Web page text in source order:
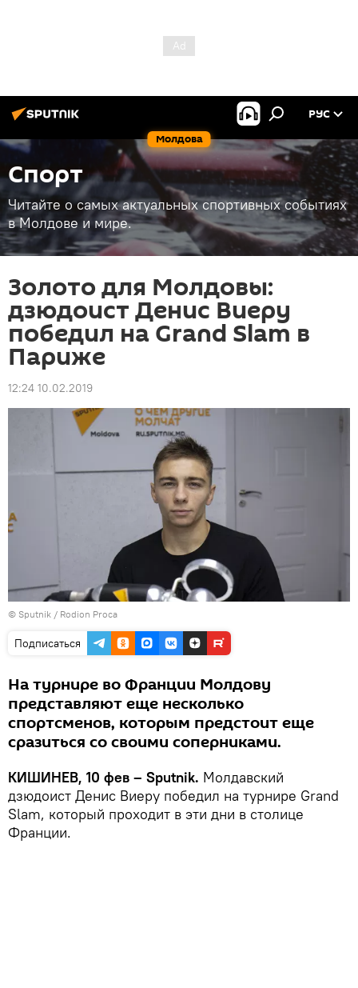
Молдова
РУС
Спорт
Читайте о самых актуальных спортивных событиях
в Молдове и мире.
Золото для Молдовы:
дзюдоист Денис Виеру
победил на Grand Slam в
Париже
12:24 10.02.2019
© Sputnik / Rodion Proca
Подписаться
На турнире во Франции Молдову
представляют еще несколько
спортсменов, которым предстоит еще
сразиться со своими соперниками.
КИШИНЕВ, 10 фев – Sputnik. Молдавский
дзюдоист Денис Виеру победил на турнире Grand
Slam, который проходит в эти дни в столице
Франции.